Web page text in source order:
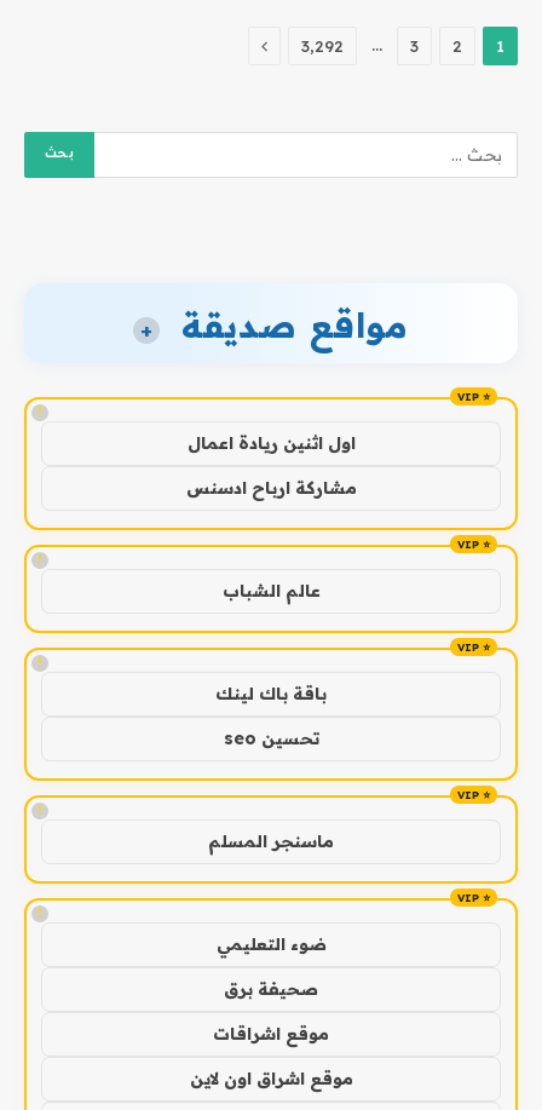
1
2
3
… 3٬292 التالي
مواقع صديقة +
!
اول اثنين ريادة اعمال
مشاركة ارباح ادسنس
!
عالم الشباب
!
باقة باك لينك
تحسين seo
!
ماسنجر المسلم
!
ضوء التعليمي
صحيفة برق
موقع اشراقات
موقع اشراق اون لاين